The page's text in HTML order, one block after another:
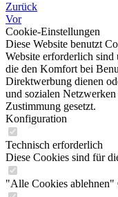
Zurück
Vor
Cookie-Einstellungen
Diese Website benutzt
Website erforderlich sind
die den Komfort bei
Direktwerbung dienen
und sozialen
Zustimmung gesetzt.
Konfiguration
Technisch erforderlich
Diese Cookies sind für
"Alle Cookies ablehnen"